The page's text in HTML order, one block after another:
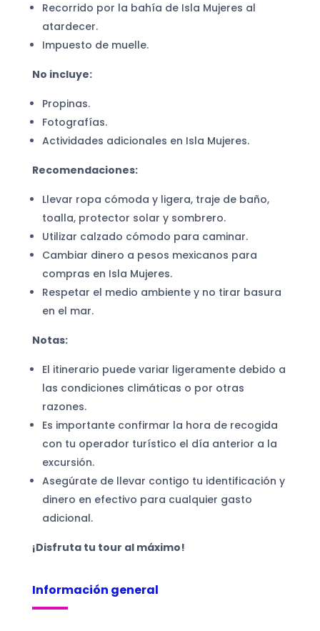
Recorrido por la bahía de Isla Mujeres al
atardecer.
Impuesto de muelle.
No incluye:
Propinas.
Fotografías.
Actividades adicionales en Isla Mujeres.
Recomendaciones:
Llevar ropa cómoda y ligera, traje de baño,
toalla, protector solar y sombrero.
Utilizar calzado cómodo para caminar.
Cambiar dinero a pesos mexicanos para
compras en Isla Mujeres.
Respetar el medio ambiente y no tirar basura
en el mar.
Notas:
El itinerario puede variar ligeramente debido a
las condiciones climáticas o por otras
razones.
Es importante confirmar la hora de recogida
con tu operador turístico el día anterior a la
excursión.
Asegúrate de llevar contigo tu identificación y
dinero en efectivo para cualquier gasto
adicional.
¡Disfruta tu tour al máximo!
Información general